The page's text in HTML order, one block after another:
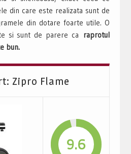
din care este realizata sunt de
din dotare foarte utile. O
si sunt de parere ca raprotul
bun.
Zipro Flame
9.6